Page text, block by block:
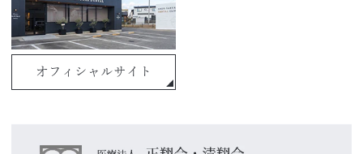
オフィシャルサイト